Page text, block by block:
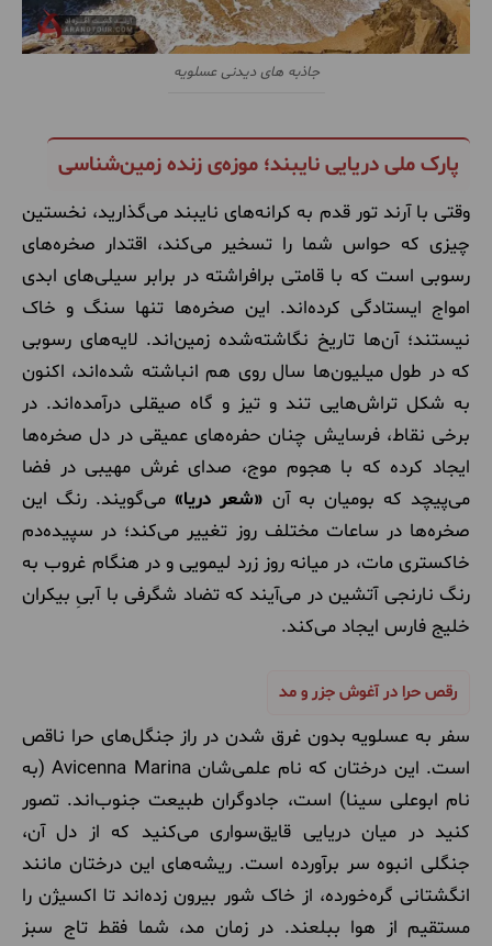
جاذبه های دیدنی عسلویه
پارک ملی دریایی نایبند؛ موزه‌ی زنده زمین‌شناسی
وقتی با آرند تور قدم به کرانه‌های نایبند می‌گذارید، نخستین
چیزی که حواس شما را تسخیر می‌کند، اقتدار صخره‌های
رسوبی است که با قامتی برافراشته در برابر سیلی‌های ابدی
امواج ایستادگی کرده‌اند. این صخره‌ها تنها سنگ و خاک
نیستند؛ آن‌ها تاریخ نگاشته‌شده زمین‌اند. لایه‌های رسوبی
که در طول میلیون‌ها سال روی هم انباشته شده‌اند، اکنون
به شکل تراش‌هایی تند و تیز و گاه صیقلی درآمده‌اند. در
برخی نقاط، فرسایش چنان حفره‌های عمیقی در دل صخره‌ها
ایجاد کرده که با هجوم موج، صدای غرش مهیبی در فضا
می‌پیچد که بومیان به آن «شعر دریا» می‌گویند. رنگ این
صخره‌ها در ساعات مختلف روز تغییر می‌کند؛ در سپیده‌دم
خاکستری مات، در میانه روز زرد لیمویی و در هنگام غروب به
رنگ نارنجی آتشین در می‌آیند که تضاد شگرفی با آبیِ بیکران
خلیج فارس ایجاد می‌کند.
رقص حرا در آغوش جزر و مد
سفر به عسلویه بدون غرق شدن در راز جنگل‌های حرا ناقص
است. این درختان که نام علمی‌شان Avicenna Marina (به
نام ابوعلی سینا) است، جادوگران طبیعت جنوب‌اند. تصور
کنید در میان دریایی قایق‌سواری می‌کنید که از دل آن،
جنگلی انبوه سر برآورده است. ریشه‌های این درختان مانند
انگشتانی گره‌خورده، از خاک شور بیرون زده‌اند تا اکسیژن را
مستقیم از هوا ببلعند. در زمان مد، شما فقط تاج سبز